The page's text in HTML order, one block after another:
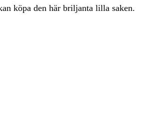
köpa den här briljanta lilla saken.